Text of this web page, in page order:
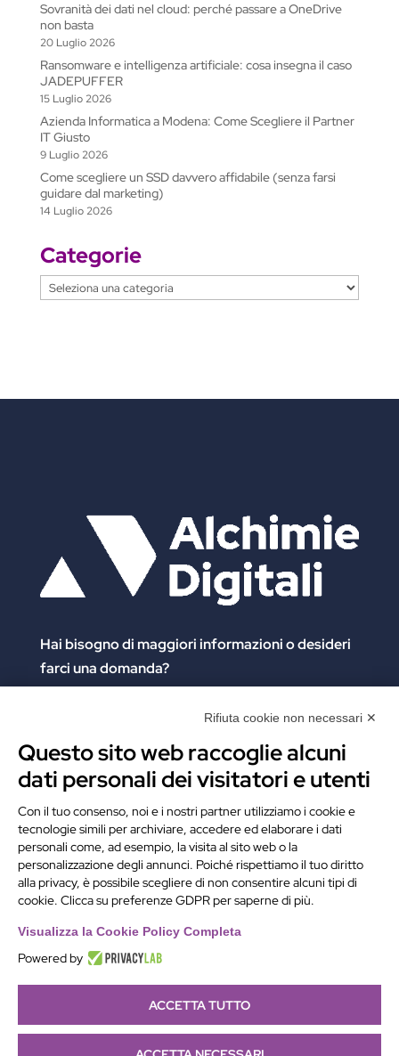
Sovranità dei dati nel cloud: perché passare a OneDrive
non basta
20 Luglio 2026
Ransomware e intelligenza artificiale: cosa insegna il caso
JADEPUFFER
15 Luglio 2026
Azienda Informatica a Modena: Come Scegliere il Partner
IT Giusto
9 Luglio 2026
Come scegliere un SSD davvero affidabile (senza farsi
guidare dal marketing)
14 Luglio 2026
Categorie
Categorie
Hai bisogno di maggiori informazionio desideri
farci una domanda?
Clicca e compila il form. Verrai contattato
Contattaci
Alchimie Digitali Srl
Via Elia Rainusso, 110 – 41124 Modena (MO)
Tel.+39 059 260762– PI IT02963460361
REA Modena 01/02/2005 N. 346879
Capitale sociale 20.000 Euro i.v.
PEC:alchimiedigitali@pec.adigitali.it
Informativa navigatori sito internet–Condizioni Generali
Preferenze Cookie|Developed by
Rifiuta cookie non necessari ✕
Questo sito web raccoglie alcuni
dati personali dei visitatori e utenti
Con il tuo consenso, noi e i nostri partner utilizziamo i cookie e
tecnologie simili per archiviare, accedere ed elaborare i dati
personali come, ad esempio, la visita al sito web o la
personalizzazione degli annunci. Poiché rispettiamo il tuo diritto
alla privacy, è possibile scegliere di non consentire alcuni tipi di
cookie. Clicca su preferenze GDPR per saperne di più.
Visualizza la Cookie Policy Completa
Powered by
ACCETTA TUTTO